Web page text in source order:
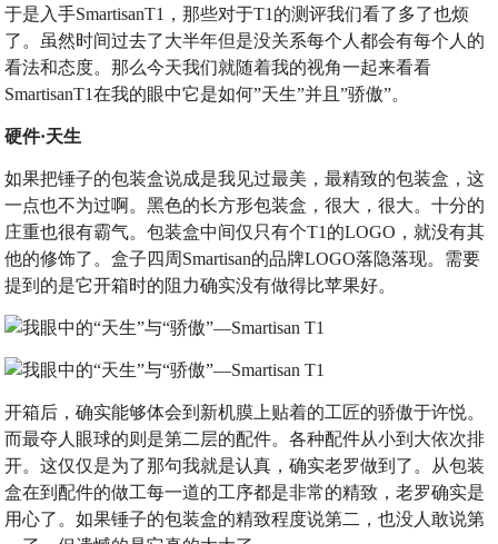
于是入手SmartisanT1，那些对于T1的测评我们看了多了也烦
了。虽然时间过去了大半年但是没关系每个人都会有每个人的
看法和态度。那么今天我们就随着我的视角一起来看看
SmartisanT1在我的眼中它是如何”天生”并且”骄傲”。
硬件·天生
如果把锤子的包装盒说成是我见过最美，最精致的包装盒，这
一点也不为过啊。黑色的长方形包装盒，很大，很大。十分的
庄重也很有霸气。包装盒中间仅只有个T1的LOGO，就没有其
他的修饰了。盒子四周Smartisan的品牌LOGO落隐落现。需要
提到的是它开箱时的阻力确实没有做得比苹果好。
开箱后，确实能够体会到新机膜上贴着的工匠的骄傲于许悦。
而最夺人眼球的则是第二层的配件。各种配件从小到大依次排
开。这仅仅是为了那句我就是认真，确实老罗做到了。从包装
盒在到配件的做工每一道的工序都是非常的精致，老罗确实是
用心了。如果锤子的包装盒的精致程度说第二，也没人敢说第